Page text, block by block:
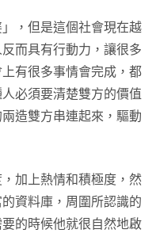
，但是這個社會現在越
而具有行動力，讓很多
有很多事情會完成，都
必須要清楚雙方的價值
造雙方串連起來，驅動
加上熱情和積極度，然
資料庫，周圍所認識的
的時候他就很自然地啟